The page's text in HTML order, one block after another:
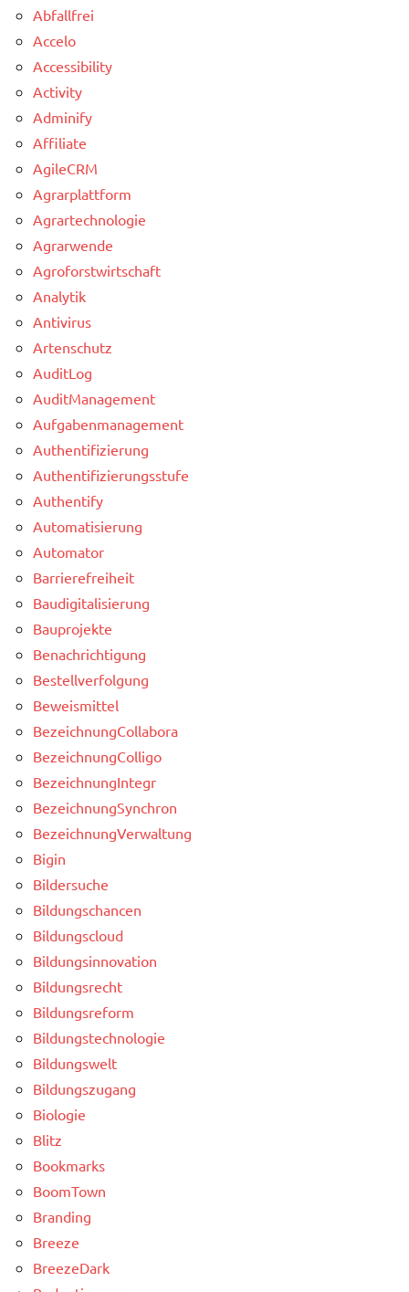
Abfallfrei
Accelo
Accessibility
Activity
Adminify
Affiliate
AgileCRM
Agrarplattform
Agrartechnologie
Agrarwende
Agroforstwirtschaft
Analytik
Antivirus
Artenschutz
AuditLog
AuditManagement
Aufgabenmanagement
Authentifizierung
Authentifizierungsstufe
Authentify
Automatisierung
Automator
Barrierefreiheit
Baudigitalisierung
Bauprojekte
Benachrichtigung
Bestellverfolgung
Beweismittel
BezeichnungCollabora
BezeichnungColligo
BezeichnungIntegr
BezeichnungSynchron
BezeichnungVerwaltung
Bigin
Bildersuche
Bildungschancen
Bildungscloud
Bildungsinnovation
Bildungsrecht
Bildungsreform
Bildungstechnologie
Bildungswelt
Bildungszugang
Biologie
Blitz
Bookmarks
BoomTown
Branding
Breeze
BreezeDark